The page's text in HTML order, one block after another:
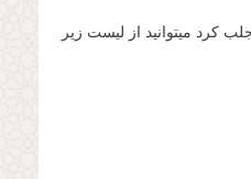
کرد میتوانید از لیست زیر